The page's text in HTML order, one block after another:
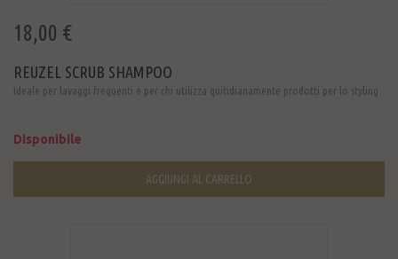
18,00 €
REUZEL SCRUB SHAMPOO
Ideale per lavaggi frequenti e per chi utilizza quitidianamente prodotti per lo styling.
Disponibile
AGGIUNGI AL CARRELLO